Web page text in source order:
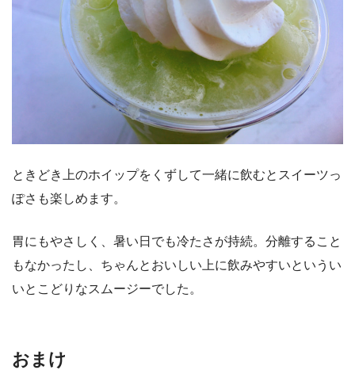
ときどき上のホイップをくずして一緒に飲むとスイーツっ
ぽさも楽しめます。
胃にもやさしく、暑い日でも冷たさが持続。分離すること
もなかったし、ちゃんとおいしい上に飲みやすいというい
いとこどりなスムージーでした。
おまけ